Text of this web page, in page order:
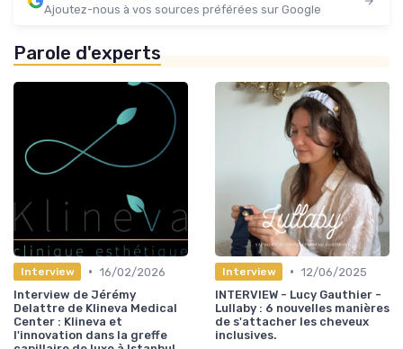
Ajoutez-nous à vos sources préférées sur Google
Parole d'experts
Interview • 16/02/2026
Interview de Jérémy
Delattre de Klineva Medical
Center : Klineva et
l'innovation dans la greffe
Interview • 12/06/2025
INTERVIEW - Lucy Gauthier -
Lullaby : 6 nouvelles manières
de s'attacher les cheveux
inclusives.